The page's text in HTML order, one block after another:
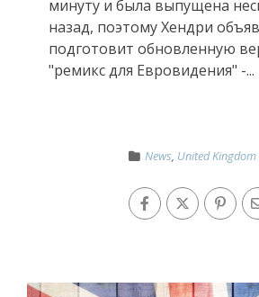
минуту и была выпущена
назад, поэтому Хендри
подготовит обновленную
"ремикс для Евровидения" -...
News, United Kingdom